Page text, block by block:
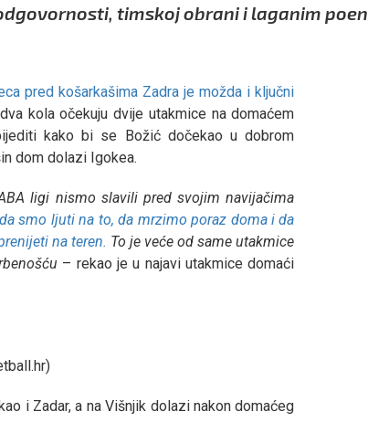
timskoj obrani i laganim
pred košarkašima Zadra je možda i ključni
kola očekuju dvije utakmice na domaćem
kako bi se Božić dočekao u dobrom
dom dolazi Igokea.
ligi nismo slavili pred svojim navijačima
smo ljuti na to, da mrzimo poraz doma i da
na teren. To je veće od same utakmice
– rekao je u najavi utakmice domaći
i Zadar, a na Višnjik dolazi nakon domaćeg